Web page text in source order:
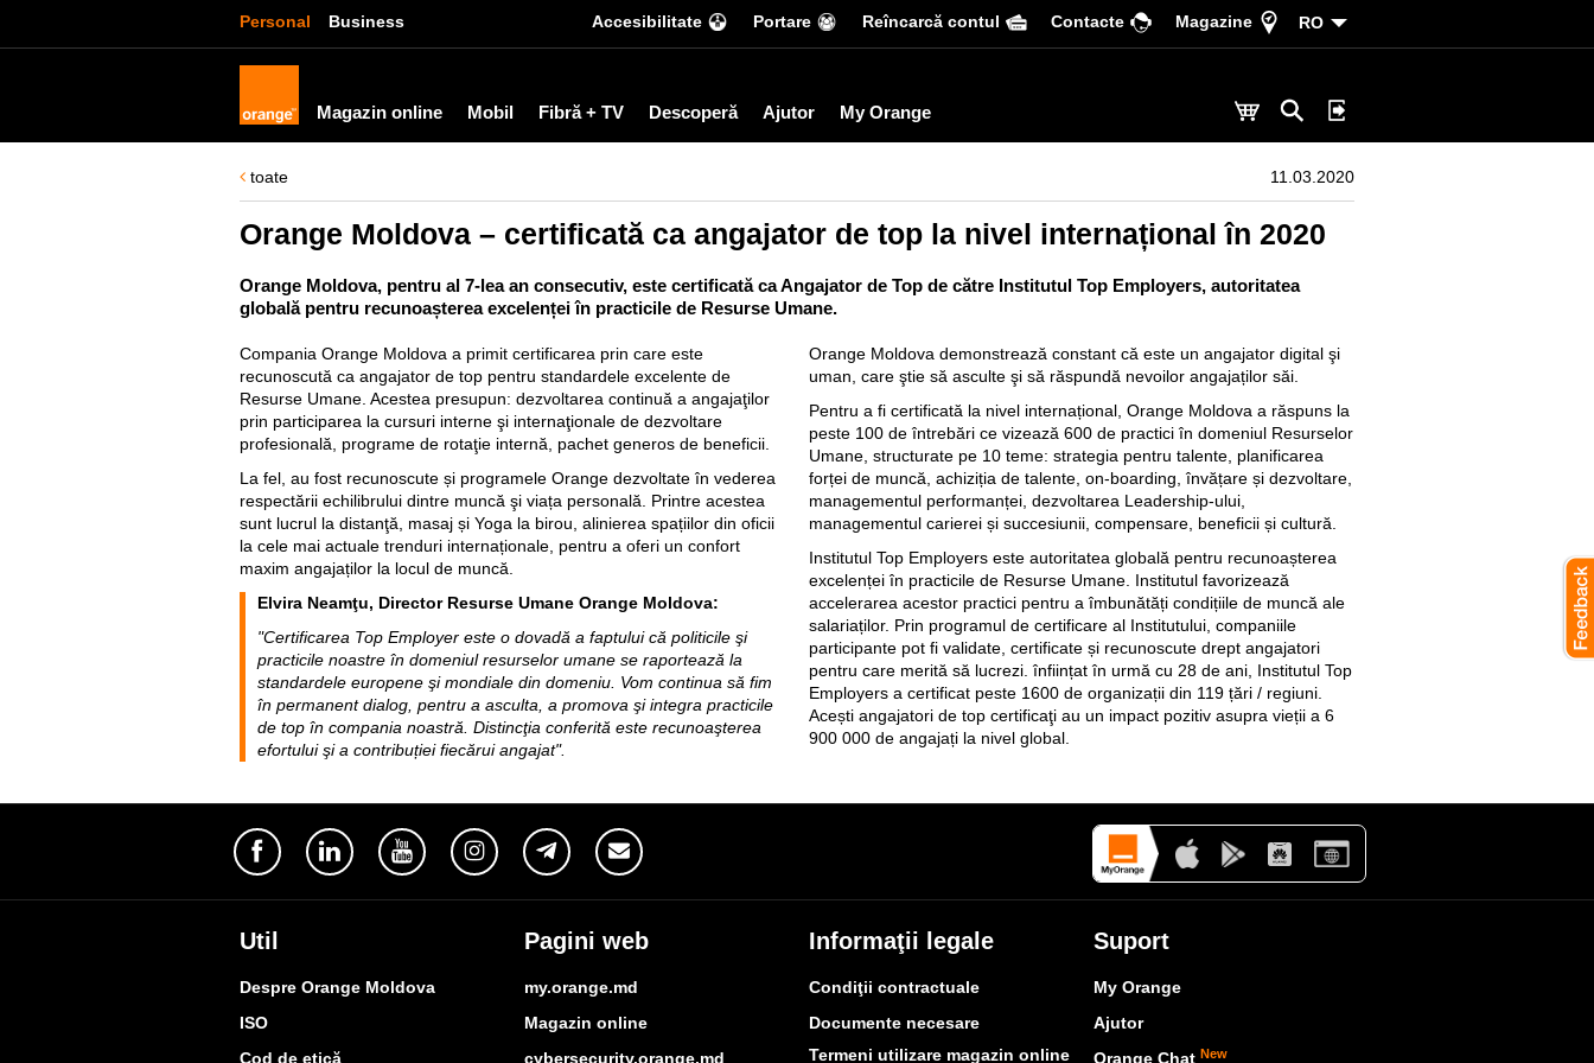
Personal Business Accesibilitate Portare Reîncarcă contul Сontacte Magazine RO
Magazin online Mobil Fibră + TV Descoperă Ajutor My Orange
toate 11.03.2020
Orange Moldova – certificată ca angajator de top la nivel internațional în 2020
Orange Moldova, pentru al 7-lea an consecutiv, este certificată ca Angajator de Top de către Institutul Top Employers, autoritatea
globală pentru recunoașterea excelenței în practicile de Resurse Umane.
Compania Orange Moldova a primit certificarea prin care este
recunoscută ca angajator de top pentru standardele excelente de
Resurse Umane. Acestea presupun: dezvoltarea continuă a angajaţilor
prin participarea la cursuri interne şi internaţionale de dezvoltare
profesională, programe de rotaţie internă, pachet generos de beneficii.
La fel, au fost recunoscute și programele Orange dezvoltate în vederea
respectării echilibrului dintre muncă şi viața personală. Printre acestea
sunt lucrul la distanţă, masaj și Yoga la birou, alinierea spațiilor din oficii
la cele mai actuale trenduri internaționale, pentru a oferi un confort
maxim angajaților la locul de muncă.
Elvira Neamţu, Director Resurse Umane Orange Moldova:
"Certificarea Top Employer este o dovadă a faptului că politicile şi
practicile noastre în domeniul resurselor umane se raportează la
standardele europene şi mondiale din domeniu. Vom continua să fim
în permanent dialog, pentru a asculta, a promova şi integra practicile
de top în compania noastră. Distincţia conferită este recunoaşterea
efortului şi a contribuției fiecărui angajat".
Orange Moldova demonstrează constant că este un angajator digital şi
uman, care ştie să asculte şi să răspundă nevoilor angajaților săi.
Pentru a fi certificată la nivel internațional, Orange Moldova a răspuns la
peste 100 de întrebări ce vizează 600 de practici în domeniul Resurselor
Umane, structurate pe 10 teme: strategia pentru talente, planificarea
forței de muncă, achiziția de talente, on-boarding, învățare și dezvoltare,
managementul performanței, dezvoltarea Leadership-ului,
managementul carierei și succesiunii, compensare, beneficii și cultură.
Institutul Top Employers este autoritatea globală pentru recunoașterea
excelenței în practicile de Resurse Umane. Institutul favorizează
accelerarea acestor practici pentru a îmbunătăți condițiile de muncă ale
salariaților. Prin programul de certificare al Institutului, companiile
participante pot fi validate, certificate și recunoscute drept angajatori
pentru care merită să lucrezi. înființat în urmă cu 28 de ani, Institutul Top
Employers a certificat peste 1600 de organizații din 119 țări / regiuni.
Acești angajatori de top certificaţi au un impact pozitiv asupra vieții a 6
900 000 de angajați la nivel global.
Util
Despre Orange Moldova
ISO
Cod de etică
Pagini web
my.orange.md
Magazin online
cybersecurity.orange.md
Informaţii legale
Condiţii contractuale
Documente necesare
Termeni utilizare magazin online
Suport
My Orange
Ajutor
Orange Chat New